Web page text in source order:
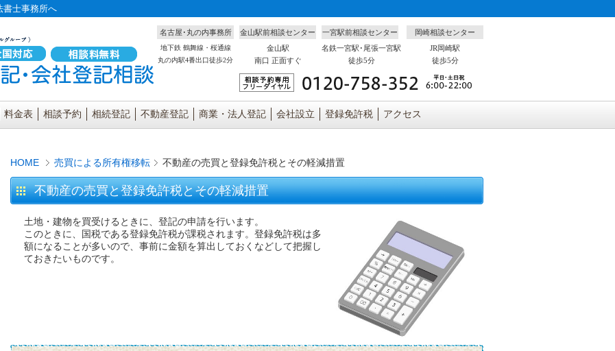
書士事務所へ
名古屋･丸の内事務所
地下鉄 鶴舞線・桜通線
丸の内駅4番出口徒歩2分
金山駅前相談センター
金山駅
南口 正面すぐ
一宮駅前相談センター
名鉄一宮駅･尾張一宮駅
徒歩5分
岡崎相談センター
JR岡崎駅
徒歩5分
料金表 相談予約 相続登記 不動産登記 商業・法人登記 会社設立 登録免許税 アクセス
HOME 売買による所有権移転 不動産の売買と登録免許税とその軽減措置
不動産の売買と登録免許税とその軽減措置
土地・建物を買受けるときに、登記の申請を行います。
このときに、国税である登録免許税が課税されます。登録免許税は多
額になることが多いので、事前に金額を算出しておくなどして把握し
ておきたいものです。